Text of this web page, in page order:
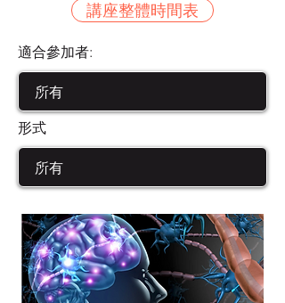
講座整體時間表
適合參加者:
形式